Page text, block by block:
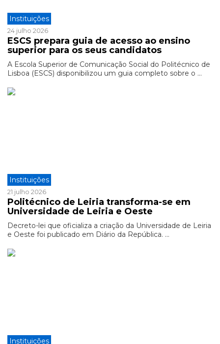
Instituições
24 julho 2026
ESCS prepara guia de acesso ao ensino
superior para os seus candidatos
A Escola Superior de Comunicação Social do Politécnico de
Lisboa (ESCS) disponibilizou um guia completo sobre o ...
Instituições
21 julho 2026
Politécnico de Leiria transforma-se em
Universidade de Leiria e Oeste
Decreto-lei que oficializa a criação da Universidade de Leiria
e Oeste foi publicado em Diário da República. ...
Instituições